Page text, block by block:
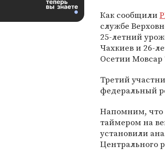
Как сообщили
службе
25-летний
Чахкиев и 26-
Осетии
Третий
федеральный
Напомним, что
таймером на
установили
Центрального